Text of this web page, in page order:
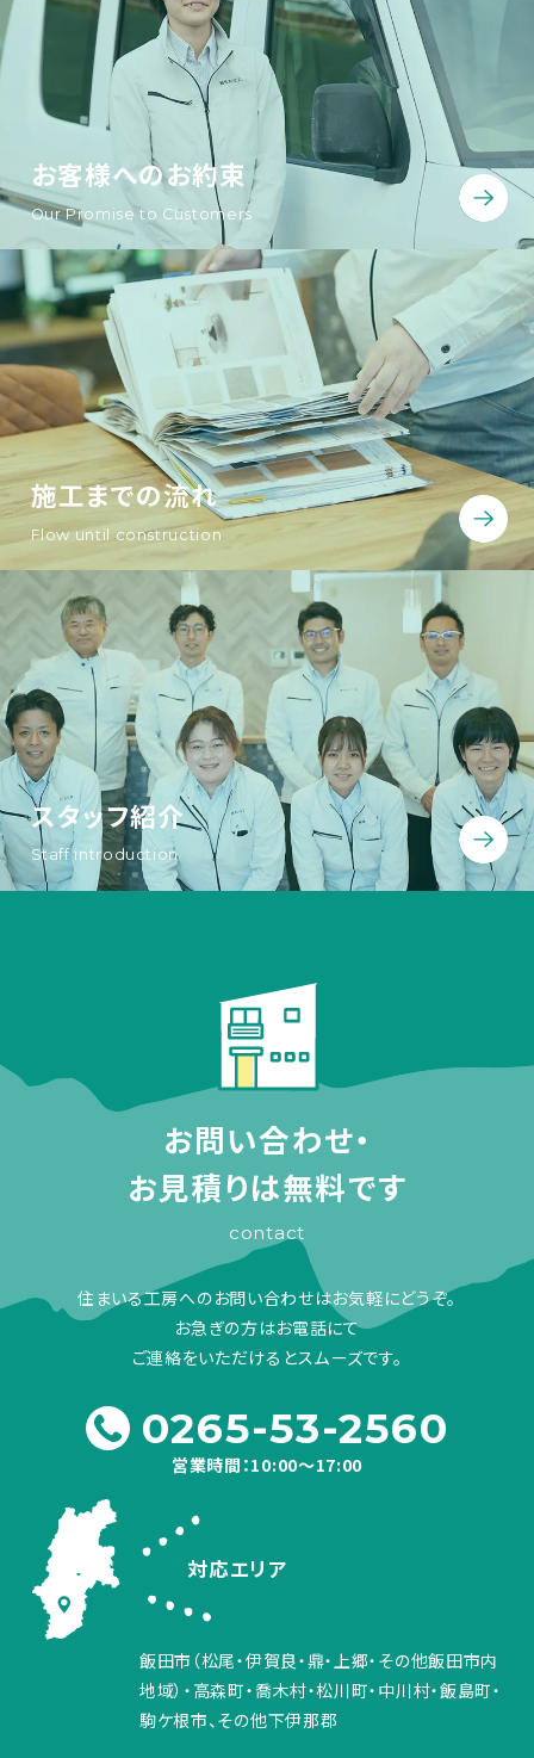
お客様へのお約束
Our Promise to Customers
施工までの流れ
Flow until construction
スタッフ紹介
Staff introduction
お問い合わせ・
お見積りは無料です
contact
住まいる工房へのお問い合わせはお気軽にどうぞ。
お急ぎの方はお電話にて
ご連絡をいただけるとスムーズです。
0265-53-2560
営業時間：10:00～17:00
対応エリア
飯田市（松尾・伊賀良・鼎・上郷・その他飯田市内
地域）・高森町・喬木村・松川町・中川村・飯島町・
駒ケ根市、その他下伊那郡